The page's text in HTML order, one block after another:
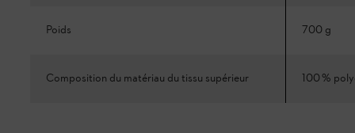
Poids 700 g
Composition du matériau du tissu supérieur 100 %